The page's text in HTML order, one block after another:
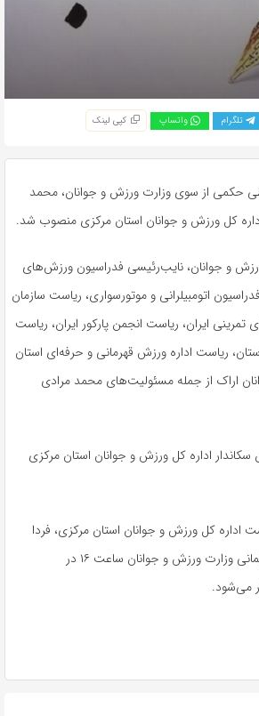
تلگرام واتساپ کپی لینک
حکمی از سوی وزارت ورزش و جوانان، محمد
کل ورزش و جوانان استان مرکزی منصوب شد.
و جوانان، نایب‌رئیسی فدراسیون ورزش‌های
اتومبیلرانی و موتورسواری، ریاست سازمان
ایران، ریاست انجمن پارکور ایران، ریاست
ریاست اداره ورزش قهرمانی و حرفه‌ای استان
اراک از جمله مسئولیت‌های محمد مرادی
اداره کل ورزش و جوانان استان مرکزی
اداره کل ورزش و جوانان استان مرکزی، فردا
یکشنبه با حضور معاون پارلمانی وزارت ورزش و جوانان ساعت ۱۶ در
می‌شود.